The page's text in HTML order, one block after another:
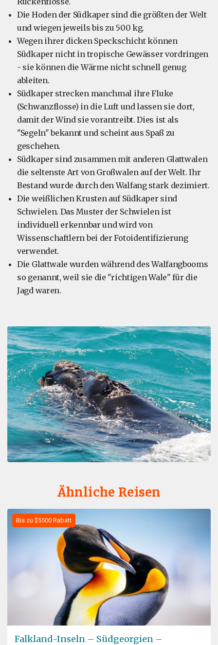
Die Hoden der Südkaper sind die größten der Welt
und wiegen jeweils bis zu 500 kg.
Wegen ihrer dicken Speckschicht können
Südkaper nicht in tropische Gewässer vordringen
- sie können die Wärme nicht schnell genug
ableiten.
Südkaper strecken manchmal ihre Fluke
(Schwanzflosse) in die Luft und lassen sie dort,
damit der Wind sie vorantreibt. Dies ist als
"Segeln" bekannt und scheint aus Spaß zu
geschehen.
Südkaper sind zusammen mit anderen Glattwalen
die seltenste Art von Großwalen auf der Welt. Ihr
Bestand wurde durch den Walfang stark dezimiert.
Die weißlichen Krusten auf Südkaper sind
Schwielen. Das Muster der Schwielen ist
individuell erkennbar und wird von
Wissenschaftlern bei der Fotoidentifizierung
verwendet.
Die Glattwale wurden während des Walfangbooms
so genannt, weil sie die "richtigen Wale" für die
Jagd waren.
Ähnliche Reisen
Bis zu $5500 Rabatt
Falkland-Inseln – Südgeorgien –